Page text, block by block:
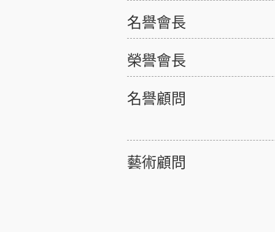
名譽會長
榮譽會長
名譽顧問
藝術顧問